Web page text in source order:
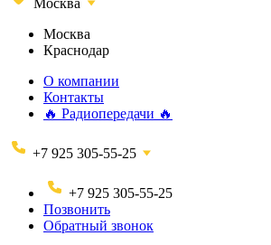
Москва
Москва
Краснодар
О компании
Контакты
🔥 Радиопередачи 🔥
+7 925 305-55-25
+7 925 305-55-25
Позвонить
Обратный звонок